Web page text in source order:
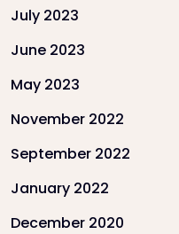
July 2023
June 2023
May 2023
November 2022
September 2022
January 2022
December 2020